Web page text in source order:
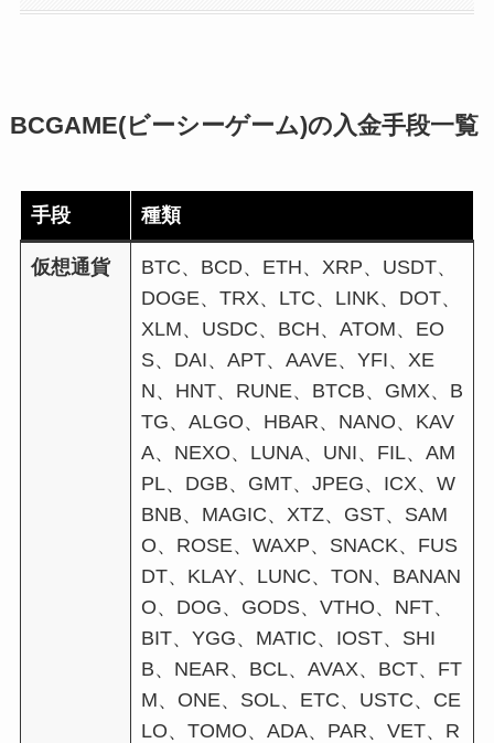
BCGAME(ビーシーゲーム)の入金手段一覧
手段 種類
仮想通貨
BTC、BCD、ETH、XRP、USDT、
DOGE、TRX、LTC、LINK、DOT、
XLM、USDC、BCH、ATOM、EO
S、DAI、APT、AAVE、YFI、XE
N、HNT、RUNE、BTCB、GMX、B
TG、ALGO、HBAR、NANO、KAV
A、NEXO、LUNA、UNI、FIL、AM
PL、DGB、GMT、JPEG、ICX、W
BNB、MAGIC、XTZ、GST、SAM
O、ROSE、WAXP、SNACK、FUS
DT、KLAY、LUNC、TON、BANAN
O、DOG、GODS、VTHO、NFT、
BIT、YGG、MATIC、IOST、SHI
B、NEAR、BCL、AVAX、BCT、FT
M、ONE、SOL、ETC、USTC、CE
LO、TOMO、ADA、PAR、VET、R